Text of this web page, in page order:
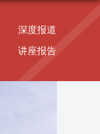
深度报道
讲座报告